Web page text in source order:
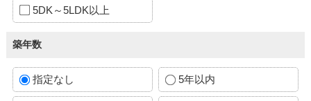
5DK～5LDK以上
築年数
指定なし 5年以内